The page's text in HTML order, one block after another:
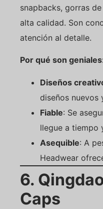
snapbacks, gorras
alta calidad. Son
atención al detalle.
Por qué son geniales:
Diseños
diseños nuevos
Fiable: Se
llegue a tiempo
Asequible: A
Headwear
6.
Caps